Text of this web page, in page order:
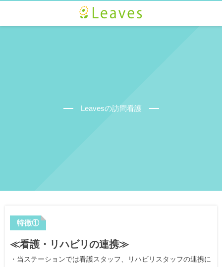
Leavesの訪問看護
特徴①
≪看護・リハビリの連携≫
・当ステーションでは看護スタッフ、リハビリスタッフの連携に